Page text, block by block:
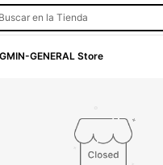
Buscar en la Tienda
GENERAL Store